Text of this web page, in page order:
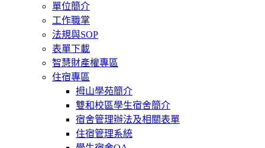
單位簡介
工作職掌
法規與SOP
表單下載
智慧財產權專區
住宿專區
拇山學苑簡介
雙和校區學生宿舍簡介
宿舍管理辦法及相關表單
住宿管理系統